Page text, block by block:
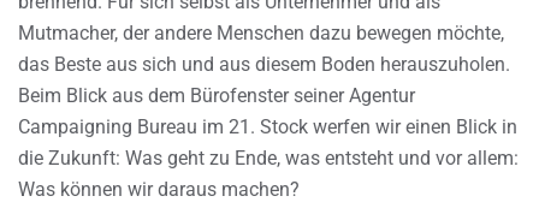
Mutmacher, der andere Menschen dazu bewegen möchte,
das Beste aus sich und aus diesem Boden herauszuholen.
Beim Blick aus dem Bürofenster seiner Agentur
Campaigning Bureau im 21. Stock werfen wir einen Blick in
die Zukunft: Was geht zu Ende, was entsteht und vor allem:
Was können wir daraus machen?